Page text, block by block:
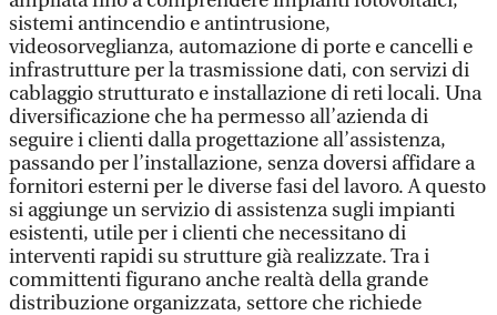
sistemi antincendio e antintrusione,
videosorveglianza, automazione di porte e cancelli e
infrastrutture per la trasmissione dati, con servizi di
cablaggio strutturato e installazione di reti locali. Una
diversificazione che ha permesso all’azienda di
seguire i clienti dalla progettazione all’assistenza,
passando per l’installazione, senza doversi affidare a
fornitori esterni per le diverse fasi del lavoro. A questo
si aggiunge un servizio di assistenza sugli impianti
esistenti, utile per i clienti che necessitano di
interventi rapidi su strutture già realizzate. Tra i
committenti figurano anche realtà della grande
distribuzione organizzata, settore che richiede